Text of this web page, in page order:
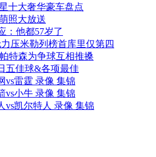
十大奢华豪车盘点
照大放送
：他都57岁了
压米勒列榜首库里仅第四
特森为争球互相推搡
五佳球&各项最佳
vs雷霆 录像 集锦
vs小牛 录像 集锦
vs凯尔特人 录像 集锦